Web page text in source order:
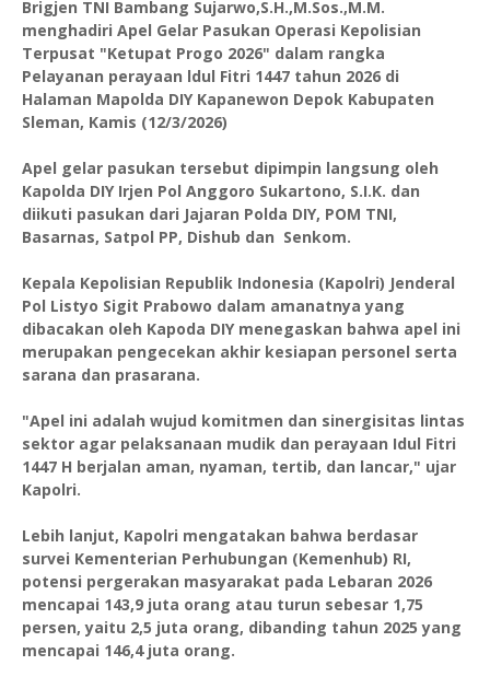
Brigjen TNI Bambang Sujarwo,S.H.,M.Sos.,M.M.
menghadiri Apel Gelar Pasukan Operasi Kepolisian
Terpusat "Ketupat Progo 2026" dalam rangka
Pelayanan perayaan ldul Fitri 1447 tahun 2026 di
Halaman Mapolda DIY Kapanewon Depok Kabupaten
Sleman, Kamis (12/3/2026)
Apel gelar pasukan tersebut dipimpin langsung oleh
Kapolda DIY Irjen Pol Anggoro Sukartono, S.I.K. dan
diikuti pasukan dari Jajaran Polda DIY, POM TNI,
Basarnas, Satpol PP, Dishub dan Senkom.
Kepala Kepolisian Republik Indonesia (Kapolri) Jenderal
Pol Listyo Sigit Prabowo dalam amanatnya yang
dibacakan oleh Kapoda DIY menegaskan bahwa apel ini
merupakan pengecekan akhir kesiapan personel serta
sarana dan prasarana.
"Apel ini adalah wujud komitmen dan sinergisitas lintas
sektor agar pelaksanaan mudik dan perayaan Idul Fitri
1447 H berjalan aman, nyaman, tertib, dan lancar," ujar
Kapolri.
Lebih lanjut, Kapolri mengatakan bahwa berdasar
survei Kementerian Perhubungan (Kemenhub) RI,
potensi pergerakan masyarakat pada Lebaran 2026
mencapai 143,9 juta orang atau turun sebesar 1,75
persen, yaitu 2,5 juta orang, dibanding tahun 2025 yang
mencapai 146,4 juta orang.